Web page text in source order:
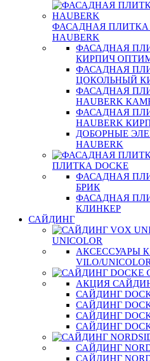
ФАСАДНАЯ
HAUBERK
ФАСАДНАЯ
КИРПИЧ
ФАСАДНАЯ
ЦОКОЛЬНЫЙ
ФАСАДНАЯ
HAUBERK
ФАСАДНАЯ
HAUBERK
ДОБОРНЫЕ
HAUBERK
ПЛИТКА DOCKE
ФАСАДНАЯ
БРИК
ФАСАДНАЯ
КЛИНКЕР
САЙДИНГ
UNICOLOR
АКСЕССУАРЫ
VILO/UNICOLOR
АКЦИЯ
САЙДИНГ
САЙДИНГ
САЙДИНГ
САЙДИНГ
САЙДИНГ
САЙДИНГ